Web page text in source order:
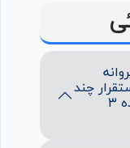
چند
واحد صنفی ( موضوع تبصره ۲ ماده ۳